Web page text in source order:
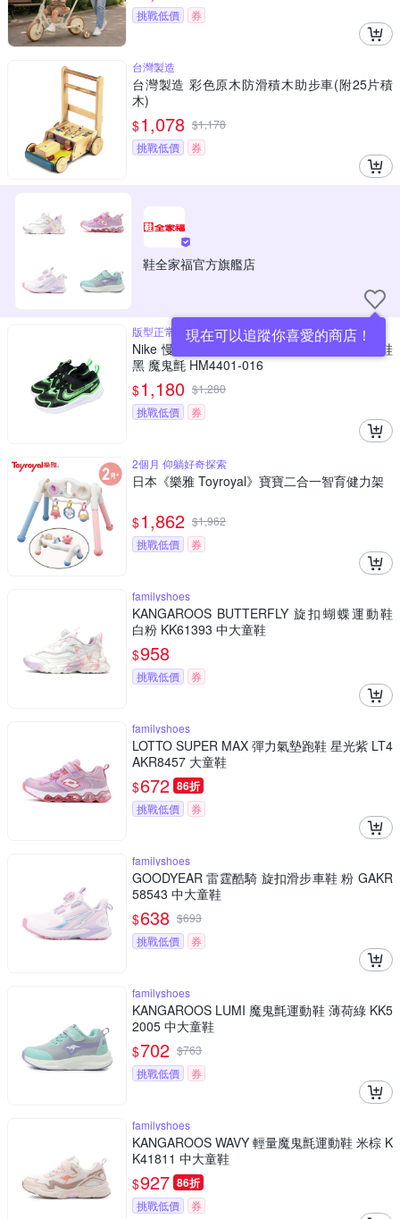
挑戰低價 券
台灣製造
台灣製造 彩色原木防滑積木助步車(附25片積
木)
$1,078 $1,178
挑戰低價
券
鞋全家福官方旗艦店
現在可以追蹤你喜愛的商店！
版型正常
Nike 慢跑鞋 Cosmic Runner TD 小童 學步鞋
黑 魔鬼氈 HM4401-016
$1,180 $1,280
挑戰低價
券
2個月 仰躺好奇探索
日本《樂雅 Toyroyal》寶寶二合一智育健力架
$1,862 $1,962
挑戰低價
券
familyshoes
KANGAROOS BUTTERFLY 旋扣蝴蝶運動鞋
白粉 KK61393 中大童鞋
$958
挑戰低價 券
familyshoes
LOTTO SUPER MAX 彈力氣墊跑鞋 星光紫 LT4
AKR8457 大童鞋
$672 86折
挑戰低價 券
familyshoes
GOODYEAR 雷霆酷騎 旋扣滑步車鞋 粉 GAKR
58543 中大童鞋
$638 $693
挑戰低價
券
familyshoes
KANGAROOS LUMI 魔鬼氈運動鞋 薄荷綠 KK5
2005 中大童鞋
$702 $763
挑戰低價
券
familyshoes
KANGAROOS WAVY 輕量魔鬼氈運動鞋 米棕 K
K41811 中大童鞋
$927 86折
挑戰低價 券